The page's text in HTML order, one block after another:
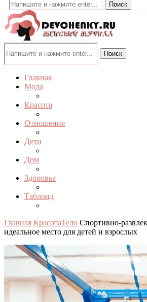
Поиск
Поиск
Главная
Мода
Красота
Отношения
Дети
Дом
Здоровье
Таблоид
Главная КрасотаТело Спортивно-
идеальное место для детей и взрослых